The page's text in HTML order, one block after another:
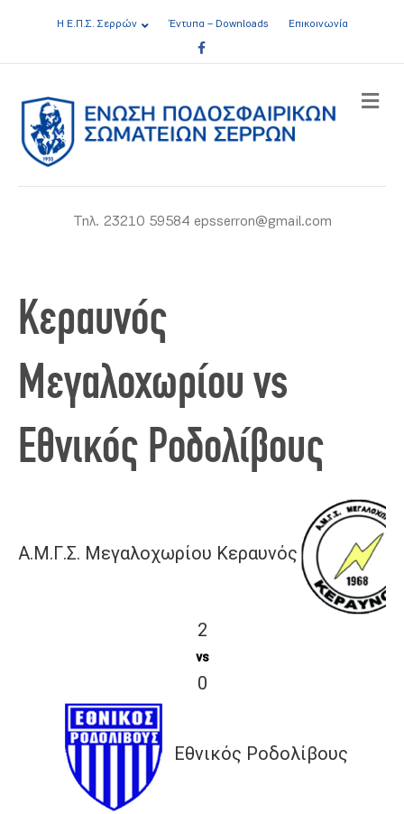
Η Ε.Π.Σ. Σερρών Έντυπα – Downloads
Επικοινωνία
Facebook
Τηλ. 23210 59584 epsserron@gmail.com
Κεραυνός
Μεγαλοχωρίου vs
Εθνικός Ροδολίβους
Α.Μ.Γ.Σ. Μεγαλοχωρίου Κεραυνός
2
vs
0
Εθνικός Ροδολίβους